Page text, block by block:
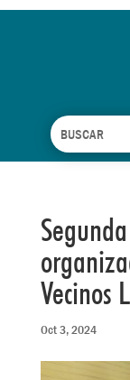
Vecinos
Oct 3, 2024